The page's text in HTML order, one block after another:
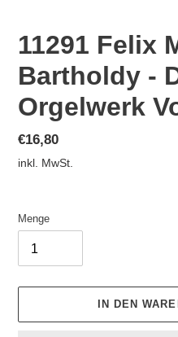
11291 Felix
Bartholdy -
Orgelwerk
Normaler
Preis
€16,80
inkl. MwSt.
Menge
IN DEN